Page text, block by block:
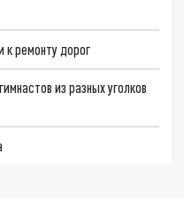
к ремонту дорог
из разных уголков